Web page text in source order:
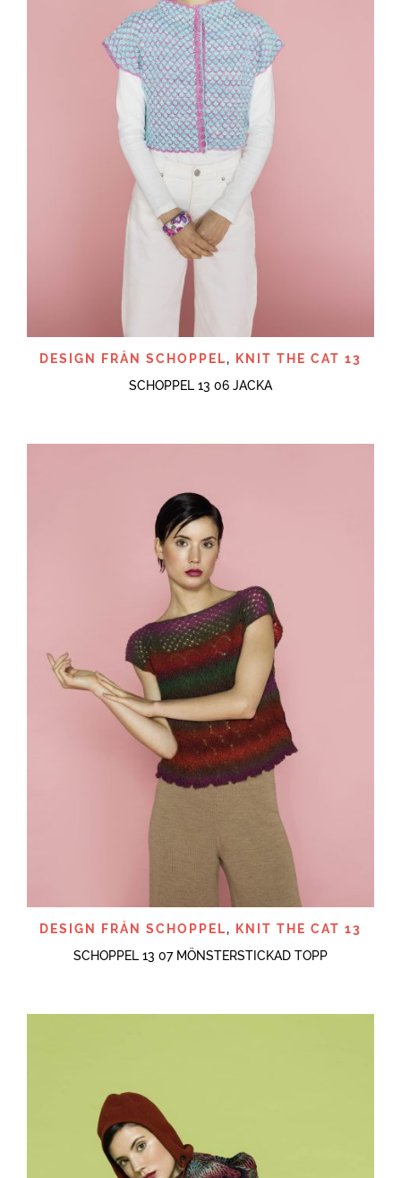
DESIGN FRÅN SCHOPPEL,
KNIT THE CAT 13
SCHOPPEL 13 06 JACKA
DESIGN FRÅN SCHOPPEL,
KNIT THE CAT 13
SCHOPPEL 13 07 MÖNSTERSTICKAD TOPP